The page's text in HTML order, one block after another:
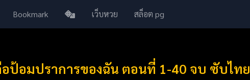
Bookmark เว็บหวย สล็อต pg
ป้อมปราการของฉัน ตอนที่ 1-40 จบ ซับไทย